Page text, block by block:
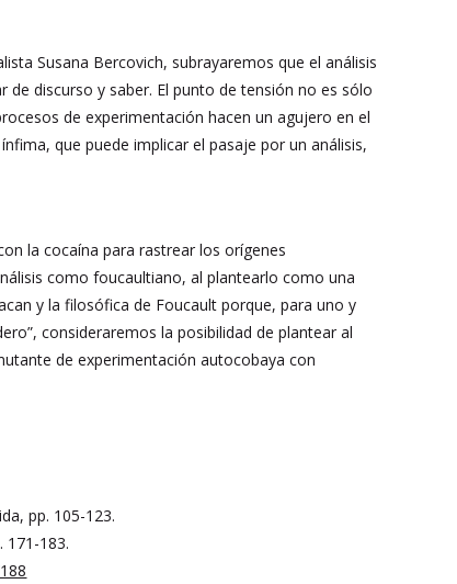
Susana Bercovich, subrayaremos que el análisis
discurso y saber. El punto de tensión no es sólo
de experimentación hacen un agujero en el
que puede implicar el pasaje por un análisis,
la cocaína para rastrear los orígenes
como foucaultiano, al plantearlo como una
y la filosófica de Foucault porque, para uno y
consideraremos la posibilidad de plantear al
de experimentación autocobaya con
pp. 105-123.
171-183.